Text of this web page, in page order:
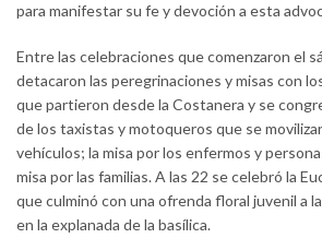
para manifestar su fe y devoción a esta
Entre las celebraciones que comenzaron el
detacaron las peregrinaciones y misas con
que partieron desde la Costanera y se
de los taxistas y motoqueros que se
vehículos; la misa por los enfermos y
misa por las familias. A las 22 se celebró la
que culminó con una ofrenda floral juvenil a
en la explanada de la basílica.